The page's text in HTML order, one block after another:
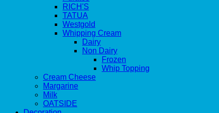
RICH'S
TATUA
Westgold
Whipping Cream
Dairy
Non Dairy
Frozen
Whip Topping
Cream Cheese
Margarine
Milk
OATSIDE